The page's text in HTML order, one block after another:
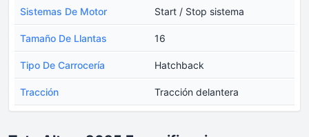
Sistemas De Motor Start / Stop sistema
Tamaño De Llantas 16
Tipo De Carrocería Hatchback
Tracción Tracción delantera